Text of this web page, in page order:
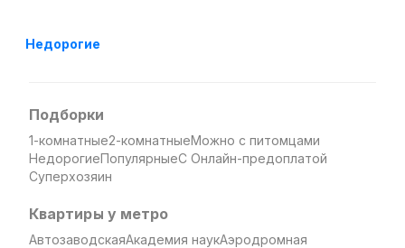
Недорогие
Подборки
1-комнатные2-комнатныеМожно с питомцами
НедорогиеПопулярныеС Онлайн-предоплатой
Суперхозяин
Квартиры у метро
АвтозаводскаяАкадемия наукАэродромная